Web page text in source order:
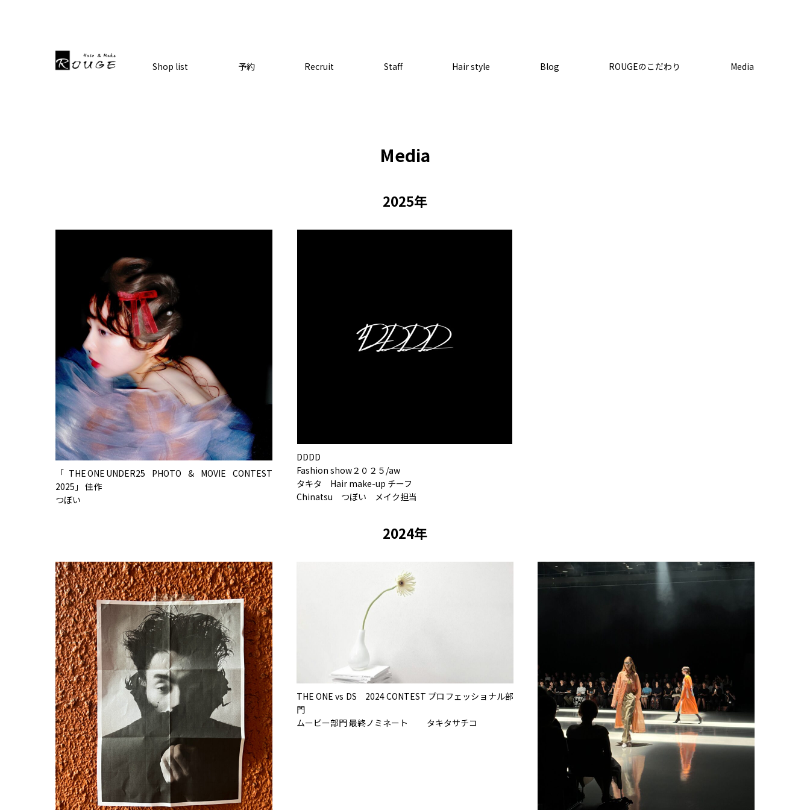
Shop list 予約 Recruit Staff Hair style Blog ROUGEのこだわり Media
Media
2025年
「THE ONE UNDER25 PHOTO & MOVIE CONTEST
2025」 佳作
つぼい
DDDD
Fashion show２０２５/aw
タキタ Hair make-up チーフ
Chinatsu つぼい メイク担当
2024年
THE ONE vs DS 2024 CONTEST プロフェッショナル部
門
ムービー部門 最終ノミネート タキタサチコ